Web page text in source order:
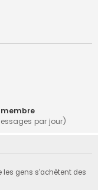
par jour)
les gens s'achètent des